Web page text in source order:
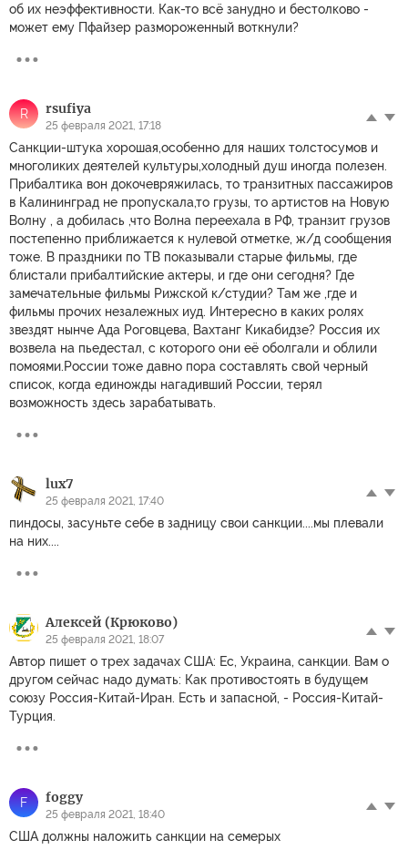
об их неэффективности. Как-то всё занудно и бестолково -
может ему Пфайзер размороженный воткнули?
R rsufiya
25 февраля 2021, 17:18
Санкции-штука хорошая,особенно для наших толстосумов и
многоликих деятелей культуры,холодный душ иногда полезен.
Прибалтика вон докочевряжилась, то транзитных пассажиров
в Калининград не пропускала,то грузы, то артистов на Новую
Волну , а добилась ,что Волна переехала в РФ, транзит грузов
постепенно приближается к нулевой отметке, ж/д сообщения
тоже. В праздники по ТВ показывали старые фильмы, где
блистали прибалтийские актеры, и где они сегодня? Где
замечательные фильмы Рижской к/студии? Там же ,где и
фильмы прочих незалежных иуд. Интересно в каких ролях
звездят нынче Ада Роговцева, Вахтанг Кикабидзе? Россия их
возвела на пьедестал, с которого они её оболгали и облили
помоями.России тоже давно пора составлять свой черный
список, когда единожды нагадивший России, терял
возможность здесь зарабатывать.
lux7
25 февраля 2021, 17:40
пиндосы, засуньте себе в задницу свои санкции....мы плевали
на них....
Алексей (Крюково)
25 февраля 2021, 18:07
Автор пишет о трех задачах США: Ес, Украина, санкции. Вам о
другом сейчас надо думать: Как противостоять в будущем
союзу Россия-Китай-Иран. Есть и запасной, - Россия-Китай-
Турция.
F foggy
25 февраля 2021, 18:40
США должны наложить санкции на семерых